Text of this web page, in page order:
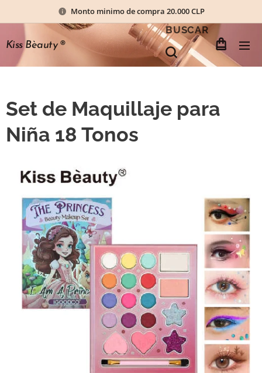
Monto minimo de compra 20.000 CLP
Kiss Bèauty®
BUSCAR
Set de Maquillaje para
Niña 18 Tonos